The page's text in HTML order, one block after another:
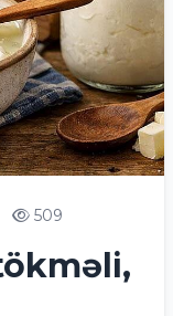
509